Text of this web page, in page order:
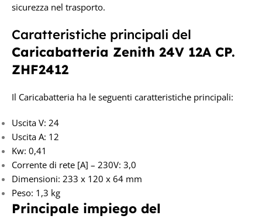
sicurezza nel trasporto.
Caratteristiche principali del
Caricabatteria Zenith 24V 12A CP.
ZHF2412
Il Caricabatteria ha le seguenti caratteristiche principali:
Uscita V: 24
Uscita A: 12
Kw: 0,41
Corrente di rete [A] – 230V: 3,0
Dimensioni: 233 x 120 x 64 mm
Peso: 1,3 kg
Principale impiego del